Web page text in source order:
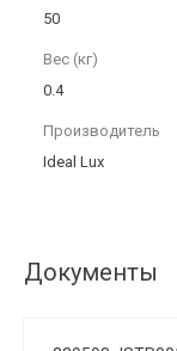
50
Вес (кг)
0.4
Производитель
Ideal Lux
Документы